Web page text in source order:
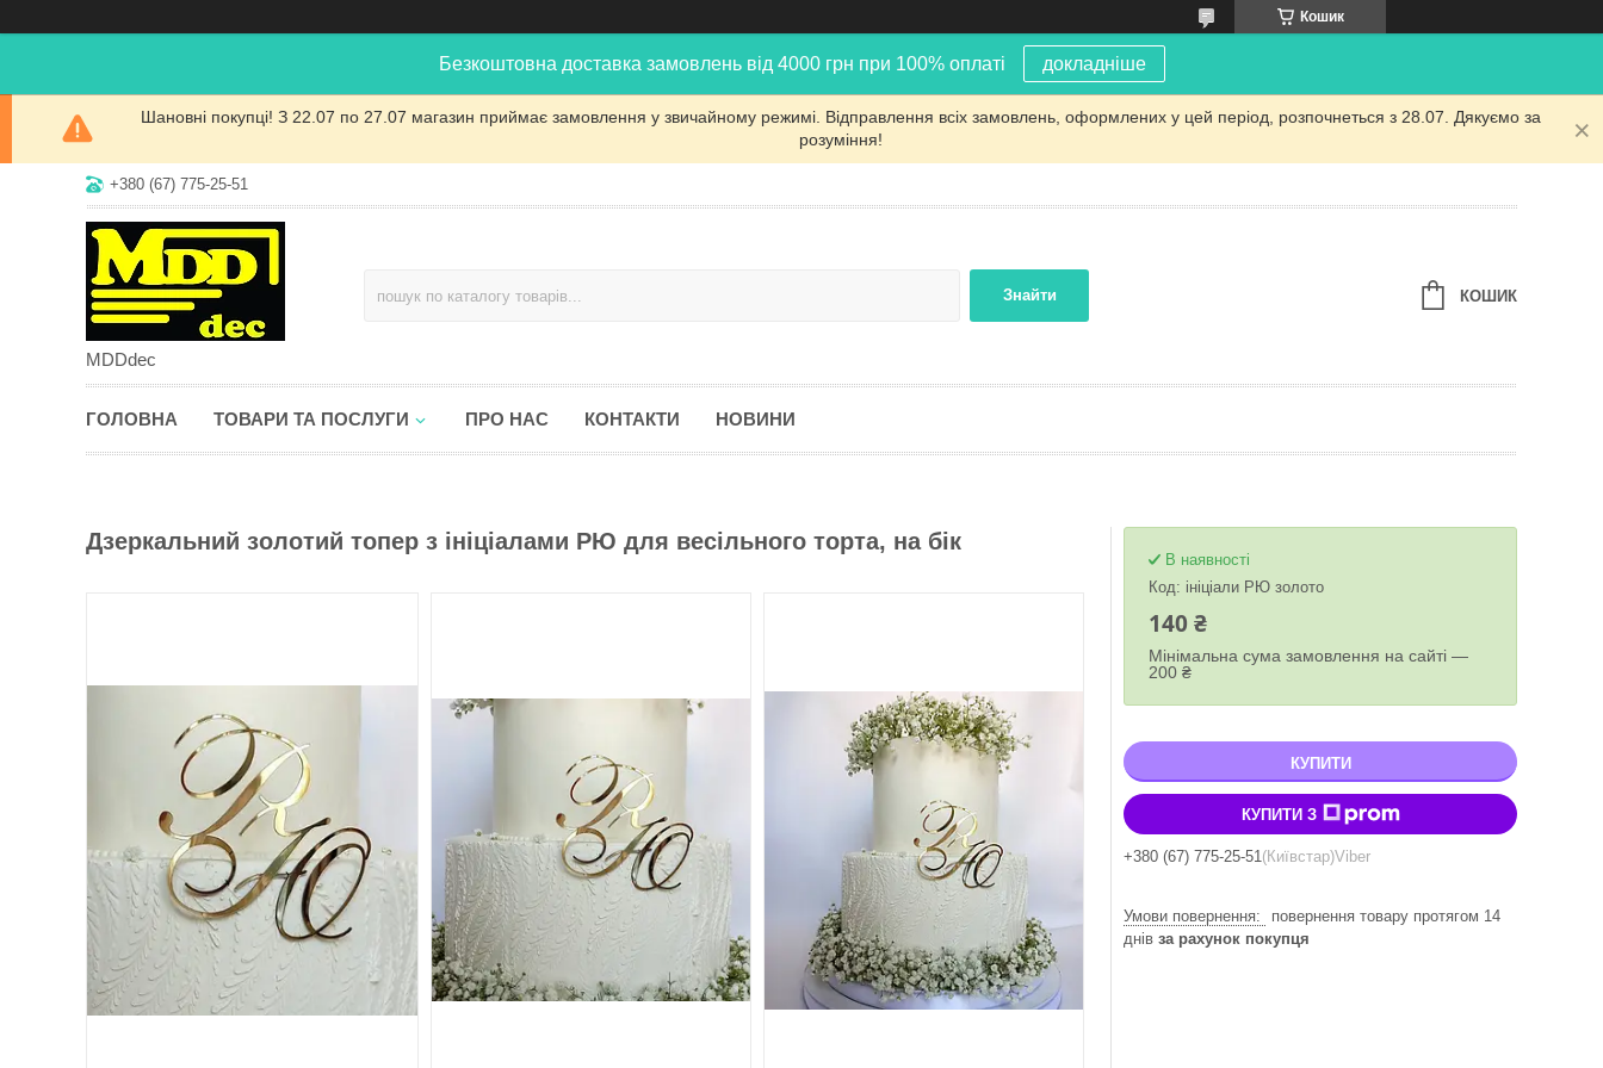
Кошик
Безкоштовна доставка замовлень від 4000 грн при 100% оплаті докладніше
Шановні покупці! З 22.07 по 27.07 магазин приймає замовлення у звичайному режимі. Відправлення всіх замовлень, оформлених у цей період, розпочнеться з 28.07. Дякуємо за
розуміння!
+380 (67) 775-25-51
MDDdec
Знайти КОШИК
ГОЛОВНА ТОВАРИ ТА ПОСЛУГИ ПРО НАС КОНТАКТИ НОВИНИ
Дзеркальний золотий топер з ініціалами РЮ для весільного торта, на бік
В наявності
Код: ініціали РЮ золото
140 ₴
Мінімальна сума замовлення на сайті —
200 ₴
КУПИТИ
КУПИТИ З
+380 (67) 775-25-51 Київстар Viber
повернення товару протягом 14
днів за рахунок покупця